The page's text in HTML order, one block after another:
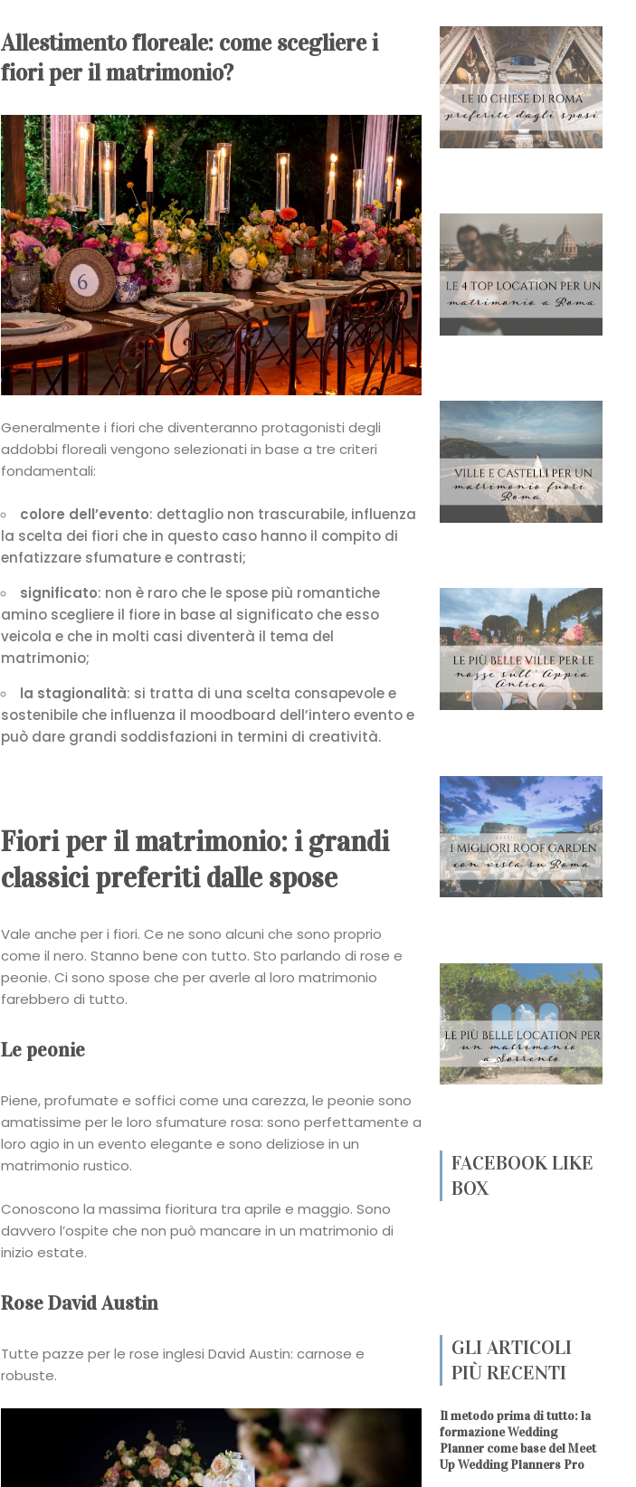
Tendenze
Location
Abiti
Sposa
Roberta
Torresan
Meet
The
Planner
La
Casa
Allestimento floreale: come scegliere i
fiori per il matrimonio?
Generalmente i fiori che diventeranno protagonisti degli
addobbi floreali vengono selezionati in base a tre criteri
fondamentali:
colore dell’evento: dettaglio non trascurabile, influenza
la scelta dei fiori che in questo caso hanno il compito di
enfatizzare sfumature e contrasti;
significato: non è raro che le spose più romantiche
amino scegliere il fiore in base al significato che esso
veicola e che in molti casi diventerà il tema del
matrimonio;
la stagionalità: si tratta di una scelta consapevole e
sostenibile che influenza il moodboard dell’intero evento e
può dare grandi soddisfazioni in termini di creatività.
Fiori per il matrimonio: i grandi
classici preferiti dalle spose
Vale anche per i fiori. Ce ne sono alcuni che sono proprio
come il nero. Stanno bene con tutto. Sto parlando di rose e
peonie. Ci sono spose che per averle al loro matrimonio
farebbero di tutto.
Le peonie
Piene, profumate e soffici come una carezza, le peonie sono
amatissime per le loro sfumature rosa: sono perfettamente a
loro agio in un evento elegante e sono deliziose in un
matrimonio rustico.
Conoscono la massima fioritura tra aprile e maggio. Sono
davvero l’ospite che non può mancare in un matrimonio di
inizio estate.
Rose David Austin
Tutte pazze per le rose inglesi David Austin: carnose e
robuste.
FACEBOOK LIKE
BOX
GLI ARTICOLI
PIÙ RECENTI
Il metodo prima di tutto: la
formazione Wedding
Planner come base del Meet
Up Wedding Planners Pro